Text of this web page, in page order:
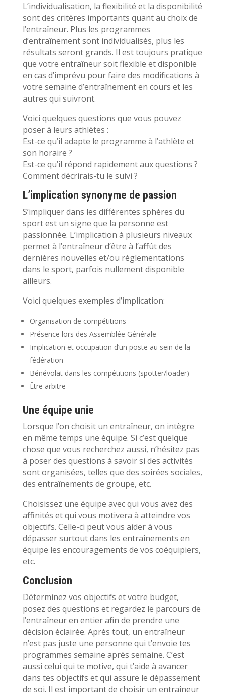
L’individualisation, la flexibilité et la disponibilité
sont des critères importants quant au choix de
l’entraîneur. Plus les programmes
d’entraînement sont individualisés, plus les
résultats seront grands. Il est toujours pratique
que votre entraîneur soit flexible et disponible
en cas d’imprévu pour faire des modifications à
votre semaine d’entraînement en cours et les
autres qui suivront.
Voici quelques questions que vous pouvez
poser à leurs athlètes :
Est-ce qu’il adapte le programme à l’athlète et
son horaire ?
Est-ce qu’il répond rapidement aux questions ?
Comment décrirais-tu le suivi ?
L’implication synonyme de passion
S’impliquer dans les différentes sphères du
sport est un signe que la personne est
passionnée. L’implication à plusieurs niveaux
permet à l’entraîneur d’être à l’affût des
dernières nouvelles et/ou réglementations
dans le sport, parfois nullement disponible
ailleurs.
Voici quelques exemples d’implication:
Organisation de compétitions
Présence lors des Assemblée Générale
Implication et occupation d’un poste au sein de la
fédération
Bénévolat dans les compétitions (spotter/loader)
Être arbitre
Une équipe unie
Lorsque l’on choisit un entraîneur, on intègre
en même temps une équipe. Si c’est quelque
chose que vous recherchez aussi, n’hésitez pas
à poser des questions à savoir si des activités
sont organisées, telles que des soirées sociales,
des entraînements de groupe, etc.
Choisissez une équipe avec qui vous avez des
affinités et qui vous motivera à atteindre vos
objectifs. Celle-ci peut vous aider à vous
dépasser surtout dans les entraînements en
équipe les encouragements de vos coéquipiers,
etc.
Conclusion
Déterminez vos objectifs et votre budget,
posez des questions et regardez le parcours de
l’entraîneur en entier afin de prendre une
décision éclairée. Après tout, un entraîneur
n’est pas juste une personne qui t’envoie tes
programmes semaine après semaine. C’est
aussi celui qui te motive, qui t’aide à avancer
dans tes objectifs et qui assure le dépassement
de soi. Il est important de choisir un entraîneur